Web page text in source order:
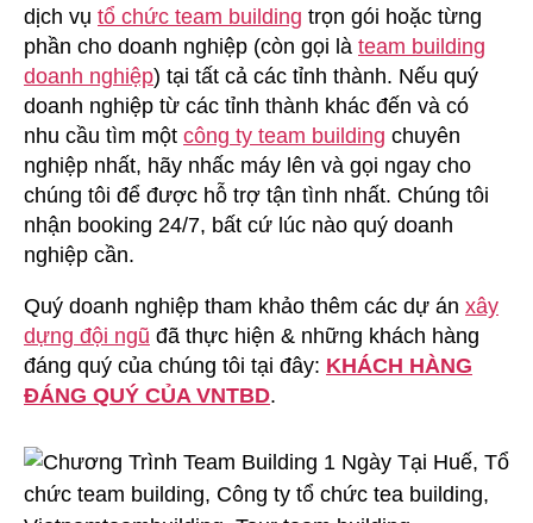
dịch vụ tổ chức team building trọn gói hoặc từng
phần cho doanh nghiệp (còn gọi là team building
doanh nghiệp) tại tất cả các tỉnh thành. Nếu quý
doanh nghiệp từ các tỉnh thành khác đến và có
nhu cầu tìm một công ty team building chuyên
nghiệp nhất, hãy nhấc máy lên và gọi ngay cho
chúng tôi để được hỗ trợ tận tình nhất. Chúng tôi
nhận booking 24/7, bất cứ lúc nào quý doanh
nghiệp cần.
Quý doanh nghiệp tham khảo thêm các dự án xây
dựng đội ngũ đã thực hiện & những khách hàng
đáng quý của chúng tôi tại đây: KHÁCH HÀNG
ĐÁNG QUÝ CỦA VNTBD.